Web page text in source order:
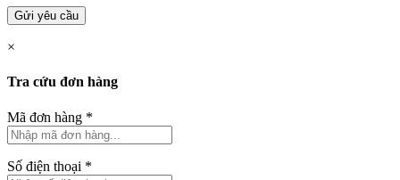
Gửi yêu cầu
×
Tra cứu đơn hàng
Mã đơn hàng *
Số điện thoại *